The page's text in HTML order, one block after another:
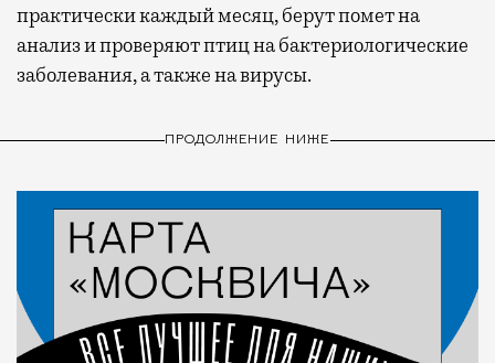
практически каждый месяц, берут помет на
анализ и проверяют птиц на бактериологические
заболевания, а также на вирусы.
ПРОДОЛЖЕНИЕ НИЖЕ